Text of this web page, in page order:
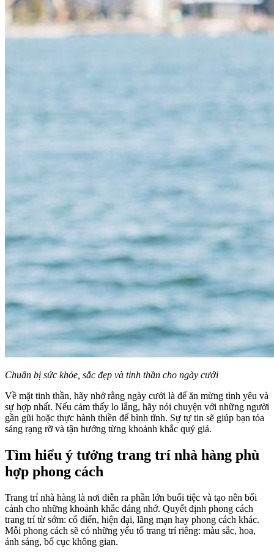
Chuẩn bị sức khỏe, sắc đẹp và tinh thần cho ngày cưới
Về mặt tinh thần, hãy nhớ rằng ngày cưới là để ăn mừng tình yêu và
sự hợp nhất. Nếu cảm thấy lo lắng, hãy nói chuyện với những người
gần gũi hoặc thực hành thiền để bình tĩnh. Sự tự tin sẽ giúp bạn tỏa
sáng rạng rỡ và tận hưởng từng khoảnh khắc quý giá.
Tìm hiểu ý tưởng trang trí nhà hàng phù
hợp phong cách
Trang trí nhà hàng là nơi diễn ra phần lớn buổi tiệc và tạo nên bối
cảnh cho những khoảnh khắc đáng nhớ. Quyết định phong cách
trang trí từ sớm: cổ điển, hiện đại, lãng mạn hay phong cách khác.
Mỗi phong cách sẽ có những yếu tố trang trí riêng: màu sắc, hoa,
ánh sáng, bố cục không gian.